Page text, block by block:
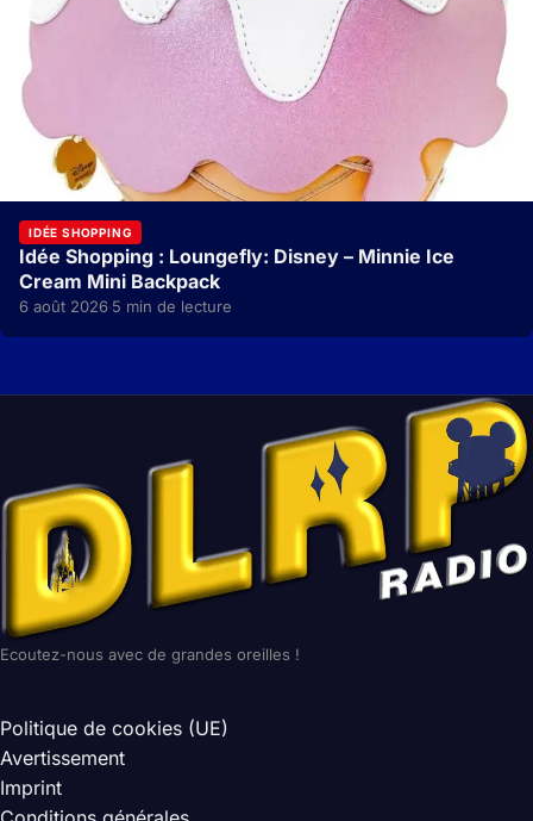
IDÉE SHOPPING
Idée Shopping : Loungefly: Disney – Minnie Ice
Cream Mini Backpack
6 août 2026·5 min de lecture
Ecoutez-nous avec de grandes oreilles !
Politique de cookies (UE)
Avertissement
Imprint